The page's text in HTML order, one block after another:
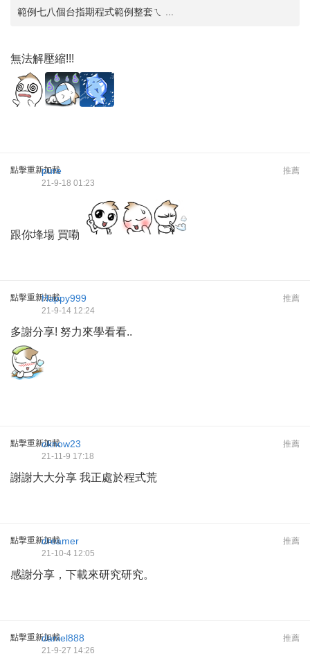
範例七八個台指期程式範例整套ㄟ ...
無法解壓縮!!!
點擊重新加載 推薦
pure
21-9-18 01:23
跟你埄場 買嘞
點擊重新加載 推薦
Happy999
21-9-14 12:24
多謝分享! 努力來學看看..
點擊重新加載 推薦
oknow23
21-11-9 17:18
謝謝大大分享 我正處於程式荒
點擊重新加載 推薦
dreamer
21-10-4 12:05
感謝分享，下載來研究研究。
點擊重新加載 推薦
daniel888
21-9-27 14:26